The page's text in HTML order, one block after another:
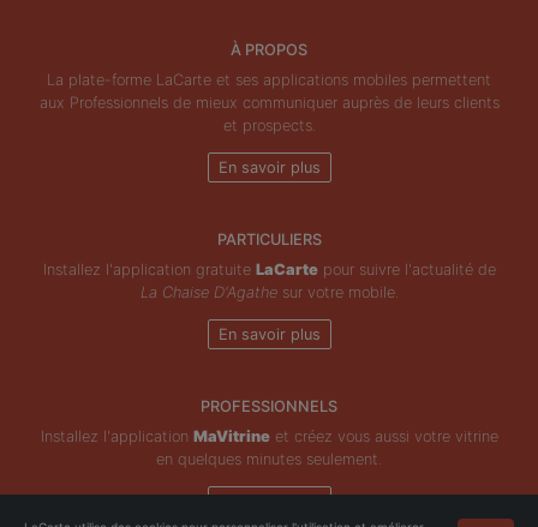
À PROPOS
La plate-forme LaCarte et ses applications mobiles permettent
aux Professionnels de mieux communiquer auprès de leurs clients
et prospects.
En savoir plus
PARTICULIERS
Installez l'application gratuite LaCartepour suivre l'actualité de
La Chaise D'Agathesur votre mobile.
En savoir plus
PROFESSIONNELS
Installez l'application MaVitrineet créez vous aussi votre vitrine
en quelques minutes seulement.
En savoir plus